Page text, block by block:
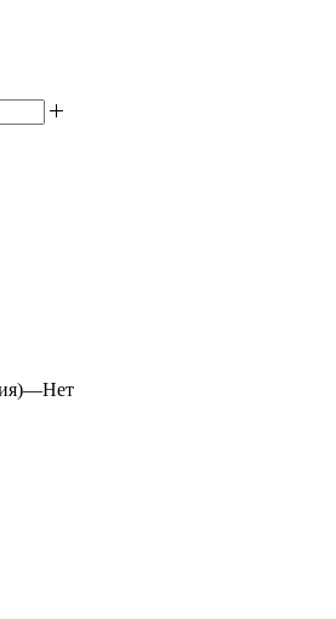
—Нет